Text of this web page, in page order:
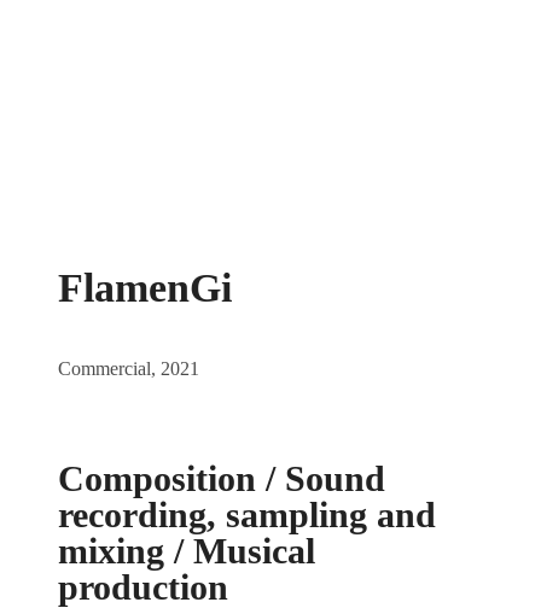
FlamenGi
Commercial, 2021
Composition / Sound
recording, sampling and
mixing / Musical
production